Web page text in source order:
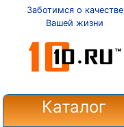
Заботимся о качестве
Вашей жизни
Каталог